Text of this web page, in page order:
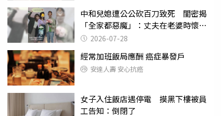
中和兒媳遭公公砍百刀致死 閨密揭
「全家都惡魔」：丈夫在老婆時懷孕
摔東西
2026-07-28
經常加班飯局應酬 癌症暴發戶
安達人壽 安心抗癌
女子入住飯店遇停電 摸黑下樓被員
工告知：倒閉了